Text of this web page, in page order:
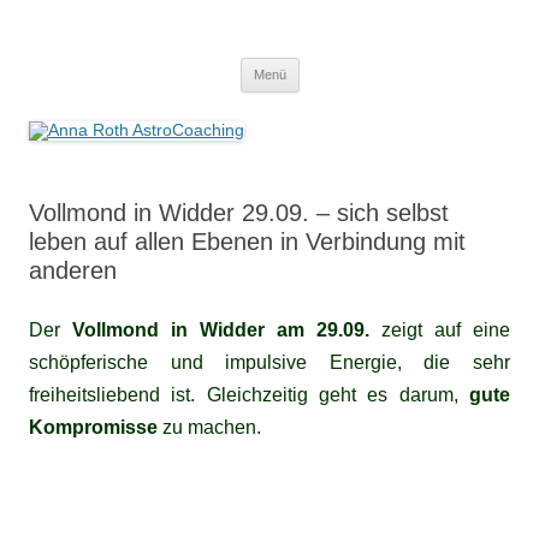
Menü
Vollmond in Widder 29.09. – sich selbst
leben auf allen Ebenen in Verbindung mit
anderen
Der Vollmond in Widder am 29.09. zeigt auf eine
schöpferische und impulsive Energie, die sehr
freiheitsliebend ist. Gleichzeitig geht es darum, gute
Kompromisse zu machen.